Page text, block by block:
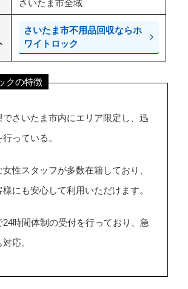
さいたま市全域
さいたま市不用品回収ならホ
ワイトロック
クの特徴
でさいたま市内にエリア限定し、迅
っている。
性スタッフが多数在籍しており、
にも安心して利用いただけます。
24時間体制の受付を行っており、急
応。